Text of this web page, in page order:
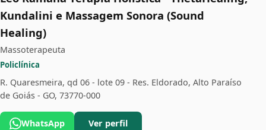
Kundalini e Massagem Sonora (Sound
Healing)
Massoterapeuta
Policlínica
R. Quaresmeira, qd 06 - lote 09 - Res. Eldorado, Alto Paraíso
de Goiás - GO, 73770-000
WhatsApp Ver perfil